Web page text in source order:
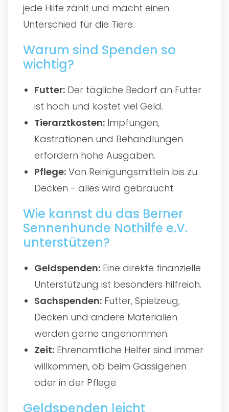
jede Hilfe zählt und macht einen
Unterschied für die Tiere.
Warum sind Spenden so
wichtig?
Futter: Der tägliche Bedarf an Futter
ist hoch und kostet viel Geld.
Tierarztkosten: Impfungen,
Kastrationen und Behandlungen
erfordern hohe Ausgaben.
Pflege: Von Reinigungsmitteln bis zu
Decken - alles wird gebraucht.
Wie kannst du das Berner
Sennenhunde Nothilfe e.V.
unterstützen?
Geldspenden: Eine direkte finanzielle
Unterstützung ist besonders hilfreich.
Sachspenden: Futter, Spielzeug,
Decken und andere Materialien
werden gerne angenommen.
Zeit: Ehrenamtliche Helfer sind immer
willkommen, ob beim Gassigehen
oder in der Pflege.
Geldspenden leicht